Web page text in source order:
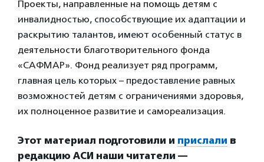
Проекты, направленные на помощь детям с
инвалидностью, способствующие их адаптации и
раскрытию талантов, имеют особенный статус в
деятельности благотворительного фонда
«САФМАР». Фонд реализует ряд программ,
главная цель которых – предоставление равных
возможностей детям с ограничениями здоровья,
их полноценное развитие и самореализация.
Этот материал подготовили и прислали в
редакцию АСИ наши читатели —